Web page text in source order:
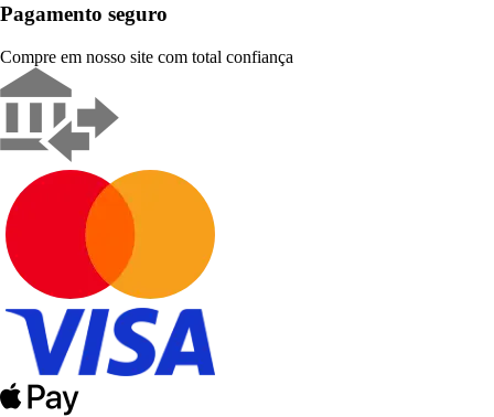
Pagamento seguro
Compre em nosso site com total confiança